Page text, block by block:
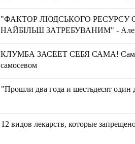
"ФАКТОР ЛЮДСЬКОГО РЕСУРСУ
НАЙБІЛЬШ ЗАТРЕБУВАНИМ" -
КЛУМБА ЗАСЕЕТ СЕБЯ САМА! Самые
самосевом
"Прошли два года и шестьдесят
12 видов лекарств, которые